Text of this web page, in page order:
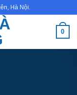
Hà Nội.
0